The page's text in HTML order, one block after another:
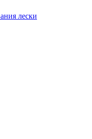
лески